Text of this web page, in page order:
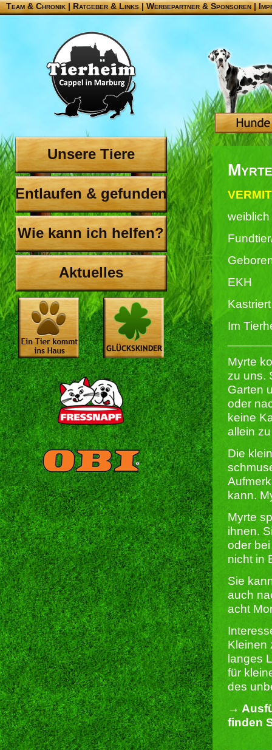
Team & Chronik |Ratgeber & Links|Werbepartner & Sponsoren|
Unsere Tiere
Entlaufen & gefunden
Wie kann ich helfen?
Aktuelles
Myrte
weiblich
EKH
Im
Myrte
zu uns.
Garten
oder
keine
allein
Die
kann.
Myrte
ihnen.
oder
nicht in
Sie
auch
acht
Kleinen
langes
für
des
→
finden